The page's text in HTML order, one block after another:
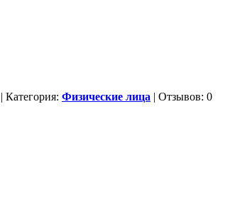
Категория: Физические лица | Отзывов: 0